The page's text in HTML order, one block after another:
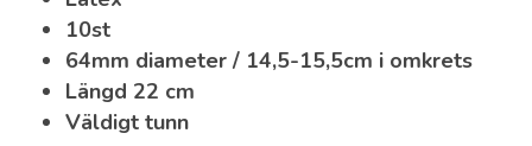
10st
64mm diameter / 14,5-15,5cm i omkrets
Längd 22 cm
Väldigt tunn